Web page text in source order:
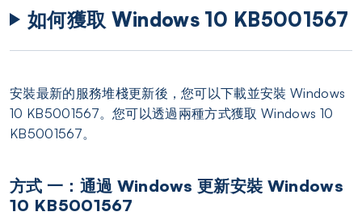
如何獲取 Windows 10 KB5001567
安裝最新的服務堆棧更新後，您可以下載並安裝 Windows
10 KB5001567。您可以透過兩種方式獲取 Windows 10
KB5001567。
方式 一：通過 Windows 更新安裝 Windows
10 KB5001567